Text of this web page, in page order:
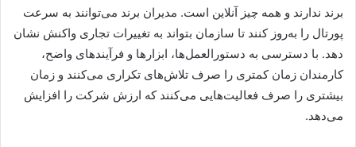
برند ندارند و همه چیز آنلاین است. مدیران برند می‌توانند به سرعت
پورتال را به‌روز کنند تا سازمان بتواند به تغییرات تجاری واکنش نشان
دهد. با دسترسی به دستورالعمل‌ها، ابزارها و فرآیندهای واضح،
کارمندان زمان کمتری را صرف تلاش‌های تکراری می‌کنند و زمان
بیشتری را صرف فعالیت‌هایی می‌کنند که ارزش شرکت را افزایش
می‌دهد.